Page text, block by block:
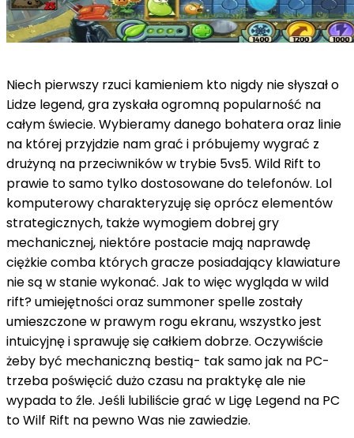
Niech pierwszy rzuci kamieniem kto nigdy nie słyszał o
Lidze legend, gra zyskała ogromną popularność na
całym świecie. Wybieramy danego bohatera oraz linie
na której przyjdzie nam grać i próbujemy wygrać z
drużyną na przeciwników w trybie 5vs5. Wild Rift to
prawie to samo tylko dostosowane do telefonów. Lol
komputerowy charakteryzuję się oprócz elementów
strategicznych, także wymogiem dobrej gry
mechanicznej, niektóre postacie mają naprawdę
ciężkie comba których gracze posiadający klawiature
nie są w stanie wykonać. Jak to więc wygląda w wild
rift? umiejętności oraz summoner spelle zostały
umieszczone w prawym rogu ekranu, wszystko jest
intuicyjnę i sprawuję się całkiem dobrze. Oczywiście
żeby być mechaniczną bestią- tak samo jak na PC-
trzeba poświęcić dużo czasu na praktykę ale nie
wypada to źle. Jeśli lubiliście grać w Ligę Legend na PC
to Wilf Rift na pewno Was nie zawiedzie.